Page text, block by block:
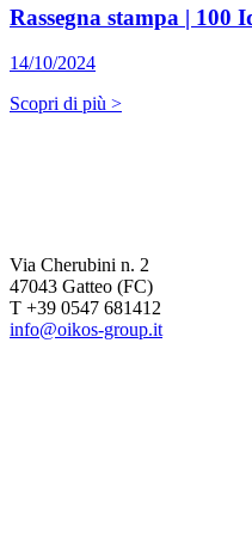
Rassegna stampa | 100
14/10/2024
Scopri di più >
Via Cherubini n. 2
47043 Gatteo (FC)
T +39 0547 681412
info@oikos-group.it